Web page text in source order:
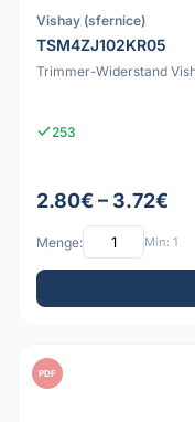
Vishay (sfernice)
TSM4ZJ102KR05
Trimmer-Widerstand
253
2.80€ – 3.72€
Menge: Min: 1
PDF